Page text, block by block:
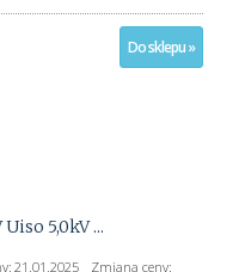
Do sklepu »
5,0kV ...
21.01.2025 Zmiana ceny: